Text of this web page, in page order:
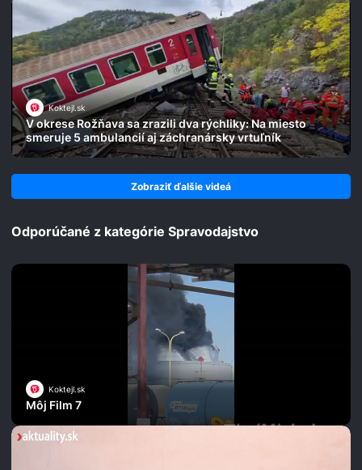
Koktejl.sk
V okrese Rožňava sa zrazili dva rýchliky: Na miesto
smeruje 5 ambulancií aj záchranársky vrtuľník
Zobraziť ďalšie videá
Odporúčané z kategórie Spravodajstvo
Koktejl.sk
Môj Film 7